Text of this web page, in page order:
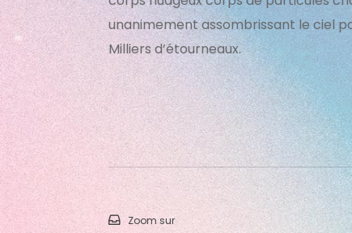
unanimement assombrissant le ciel
Milliers d’étourneaux.
Zoom sur